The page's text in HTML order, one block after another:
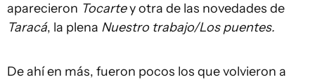
aparecieron Tocartey otra de las novedades de
Taracá, la plena Nuestro trabajo/Los puentes.
De ahí en más, fueron pocos los que volvieron a